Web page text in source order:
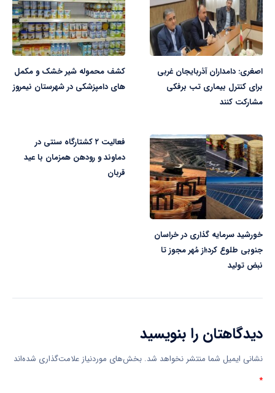
اصغری: دامداران آذربایجان غربی
برای کنترل بیماری تب برفکی
مشارکت کنند
کشف محموله شیر خشک و مکمل
های دامپزشکی در شهرستان نیمروز
خورشید سرمایه گذاری در خراسان
جنوبی طلوع کرد؛از مُهر مجوز تا
نبض تولید
فعالیت ۲ کشتارگاه سنتی در
دماوند و رودهن همزمان با عید
قربان
دیدگاهتان را بنویسید
نشانی ایمیل شما منتشر نخواهد شد. بخش‌های موردنیاز علامت‌گذاری شده‌اند
*